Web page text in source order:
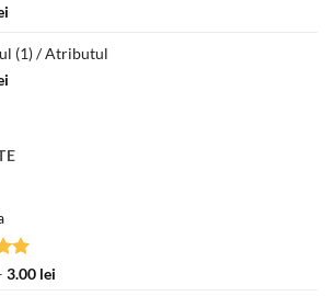
(1) / Atributul
3.00 lei